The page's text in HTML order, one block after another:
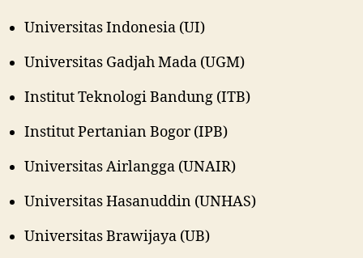
Universitas Indonesia (UI)
Universitas Gadjah Mada (UGM)
Institut Teknologi Bandung (ITB)
Institut Pertanian Bogor (IPB)
Universitas Airlangga (UNAIR)
Universitas Hasanuddin (UNHAS)
Universitas Brawijaya (UB)